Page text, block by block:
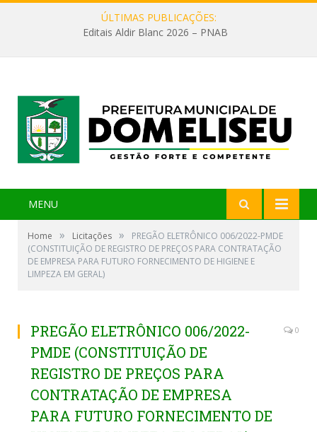
ÚLTIMAS PUBLICAÇÕES:
Editais Aldir Blanc 2026 – PNAB
MENU
Home » Licitações »
PREGÃO ELETRÔNICO 006/2022-PMDE
(CONSTITUIÇÃO DE REGISTRO DE PREÇOS PARA CONTRATAÇÃO
DE EMPRESA PARA FUTURO FORNECIMENTO DE HIGIENE E
LIMPEZA EM GERAL)
PREGÃO ELETRÔNICO 006/2022-
PMDE (CONSTITUIÇÃO DE
REGISTRO DE PREÇOS PARA
CONTRATAÇÃO DE EMPRESA
PARA FUTURO FORNECIMENTO DE
0